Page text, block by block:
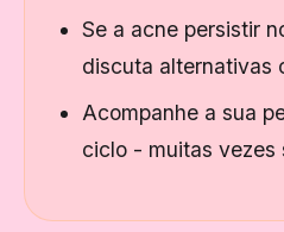
Se a acne persistir
discuta alternativas
Acompanhe a sua
ciclo - muitas vezes